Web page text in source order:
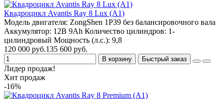
Квадроцикл Avantis Ray 8 Lux (A1)
Модель двигателя: ZongShen 1P39 без балансировочного вала
Аккумулятор: 12В 9Ah Количество цилиндров: 1-
цилиндровый Мощность (л.с.): 9,8
120 000 руб.135 600 руб.
В корзину Быстрый заказ
Лидер продаж!
Хит продаж
-16%